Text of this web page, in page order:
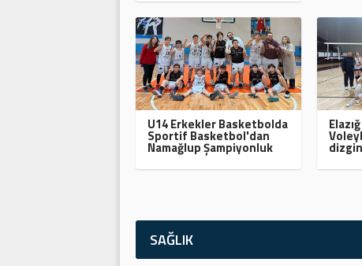
U14 Erkekler Basketbolda
Sportif Basketbol'dan
Namağlup Şampiyonluk
SAĞLIK